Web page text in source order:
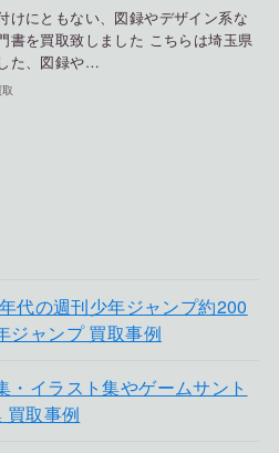
けにともない、図録やデザイン系な
書を買取致しました こちらは埼玉県
た、図録や…
代の週刊少年ジャンプ約200
ジャンプ 買取事例
・イラスト集やゲームサント
買取事例